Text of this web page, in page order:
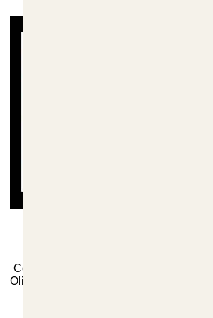
Concime Fertilizzante per
Olivo e Prato N Max 24-5-5